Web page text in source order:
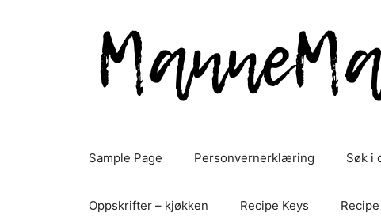
Sample Page Personvernerklæring Søk i
Oppskrifter – kjøkken Recipe Keys